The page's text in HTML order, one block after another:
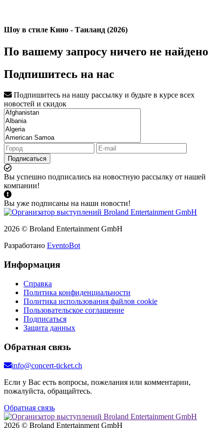
Шоу в стиле Кино - Таиланд (2026)
По вашему запросу ничего не найдено
Подпишитесь на нас
Подпишитесь на нашу рассылку и будьте в курсе всех
новостей и скидок
Подписаться
Вы успешно подписались на новостную рассылку от нашей
компании!
Вы уже подписаны на наши новости!
2026 © Broland Entertainment GmbH
Разработано EventoBot
Информация
Справка
Политика конфиденциальности
Политика использования файлов cookie
Пользовательское соглашение
Подписаться
Защита данных
Обратная связь
info@concert-ticket.ch
Если у Вас есть вопросы, пожелания или комментарии,
пожалуйста, обращайтесь.
Обратная связь
2026 © Broland Entertainment GmbH